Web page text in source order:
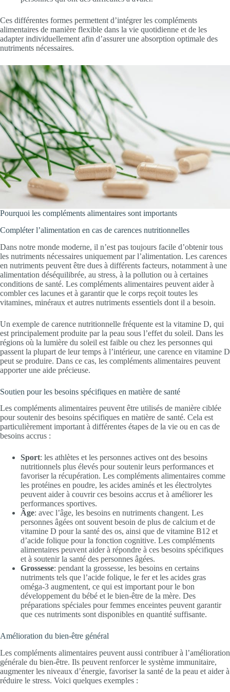
Ces différentes formes permettent d’intégrer les compléments
alimentaires de manière flexible dans la vie quotidienne et de les
adapter individuellement afin d’assurer une absorption optimale des
nutriments nécessaires.
Pourquoi les compléments alimentaires sont importants
Compléter l’alimentation en cas de carences nutritionnelles
Dans notre monde moderne, il n’est pas toujours facile d’obtenir tous
les nutriments nécessaires uniquement par l’alimentation. Les carences
en nutriments peuvent être dues à différents facteurs, notamment à une
alimentation déséquilibrée, au stress, à la pollution ou à certaines
conditions de santé. Les compléments alimentaires peuvent aider à
combler ces lacunes et à garantir que le corps reçoit toutes les
vitamines, minéraux et autres nutriments essentiels dont il a besoin.
Un exemple de carence nutritionnelle fréquente est la vitamine D, qui
est principalement produite par la peau sous l’effet du soleil. Dans les
régions où la lumière du soleil est faible ou chez les personnes qui
passent la plupart de leur temps à l’intérieur, une carence en vitamine D
peut se produire. Dans ce cas, les compléments alimentaires peuvent
apporter une aide précieuse.
Soutien pour les besoins spécifiques en matière de santé
Les compléments alimentaires peuvent être utilisés de manière ciblée
pour soutenir des besoins spécifiques en matière de santé. Cela est
particulièrement important à différentes étapes de la vie ou en cas de
besoins accrus :
Sport: les athlètes et les personnes actives ont des besoins
nutritionnels plus élevés pour soutenir leurs performances et
favoriser la récupération. Les compléments alimentaires comme
les protéines en poudre, les acides aminés et les électrolytes
peuvent aider à couvrir ces besoins accrus et à améliorer les
performances sportives.
Âge: avec l’âge, les besoins en nutriments changent. Les
personnes âgées ont souvent besoin de plus de calcium et de
vitamine D pour la santé des os, ainsi que de vitamine B12 et
d’acide folique pour la fonction cognitive. Les compléments
alimentaires peuvent aider à répondre à ces besoins spécifiques
et à soutenir la santé des personnes âgées.
Grossesse: pendant la grossesse, les besoins en certains
nutriments tels que l’acide folique, le fer et les acides gras
oméga-3 augmentent, ce qui est important pour le bon
développement du bébé et le bien-être de la mère. Des
préparations spéciales pour femmes enceintes peuvent garantir
que ces nutriments sont disponibles en quantité suffisante.
Amélioration du bien-être général
Les compléments alimentaires peuvent aussi contribuer à l’amélioration
générale du bien-être. Ils peuvent renforcer le système immunitaire,
augmenter les niveaux d’énergie, favoriser la santé de la peau et aider à
réduire le stress. Voici quelques exemples :